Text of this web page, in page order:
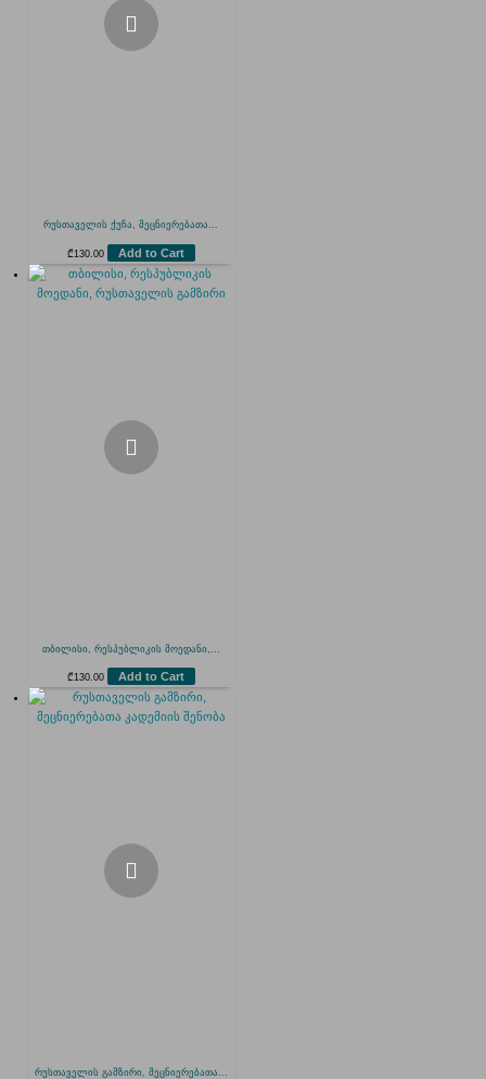
რუსთაველის ქუჩა, მეცნიერებათა...
₾ 130.00 Add to Cart
თბილისი, რესპუბლიკის მოედანი,...
₾130.00 Add to Cart
რუსთაველის გამზირი, მეცნიერებათა...